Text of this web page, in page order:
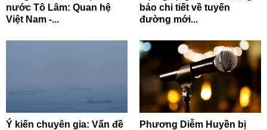
nước Tô Lâm: Quan hệ
Việt Nam -...
báo chi tiết về tuyến
đường mới...
Ý kiến chuyên gia: Vấn đề
Phương Diễm Huyền bị